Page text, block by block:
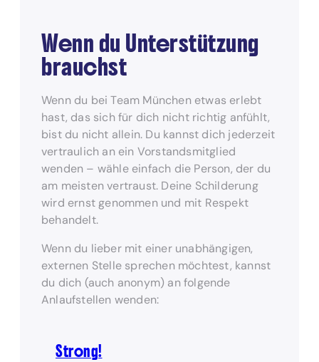
Wenn du Unterstützung
brauchst
Wenn du bei Team München etwas erlebt
hast, das sich für dich nicht richtig anfühlt,
bist du nicht allein. Du kannst dich jederzeit
vertraulich an ein Vorstandsmitglied
wenden – wähle einfach die Person, der du
am meisten vertraust. Deine Schilderung
wird ernst genommen und mit Respekt
behandelt.
Wenn du lieber mit einer unabhängigen,
externen Stelle sprechen möchtest, kannst
du dich (auch anonym) an folgende
Anlaufstellen wenden:
Strong!